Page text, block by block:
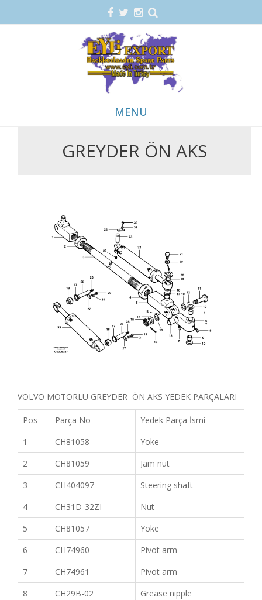
MENU
GREYDER ÖN AKS
VOLVO MOTORLU GREYDER ÖN AKS YEDEK PARÇALARI
Pos Parça No
Yedek Parça İsmi
1
CH81058
Yoke
2
CH81059
Jam nut
3
CH404097
Steering shaft
4
CH31D-32ZI
Nut
5
CH81057
Yoke
6
CH74960
Pivot arm
7
CH74961
Pivot arm
8
CH29B-02
Grease nipple